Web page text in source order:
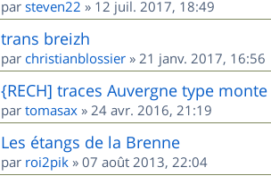
par steven22 » 12 juil. 2017, 18:49
trans breizh
par christianblossier » 21 janv. 2017, 16:56
{RECH] traces Auvergne type
par tomasax » 24 avr. 2016, 21:19
Les étangs de la Brenne
par roi2pik » 07 août 2013, 22:04